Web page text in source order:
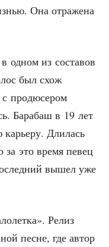
Она отра­же­на
одном из соста­вов
был схож
про­дю­се­ром
Бара­баш в 19 лет
Дли­лась
за это вре­мя певец
вышел уже
Релиз
песне, где автор